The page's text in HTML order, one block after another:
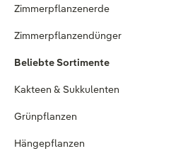
Zimmerpflanzenerde
Zimmerpflanzendünger
Beliebte Sortimente
Kakteen & Sukkulenten
Grünpflanzen
Hängepflanzen